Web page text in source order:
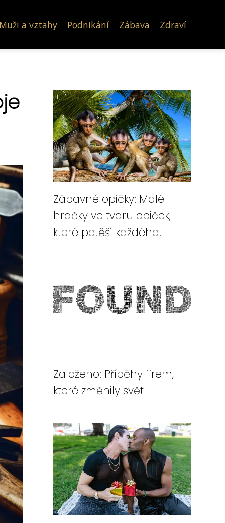
a vztahy Podnikání Zábava Zdraví
Zábavné opičky: Malé
hračky ve tvaru opiček,
které potěší každého!
Založeno: Příběhy firem,
které změnily svět